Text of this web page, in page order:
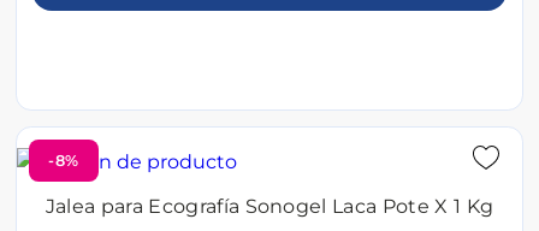
-8%
Jalea para Ecografía Sonogel Laca Pote X 1 Kg